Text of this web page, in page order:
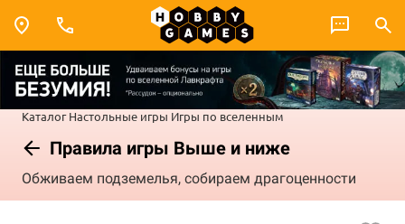
Каталог Настольные игры Игры по вселенным
Правила игры Выше и ниже
Обживаем подземелья, собираем драгоценности